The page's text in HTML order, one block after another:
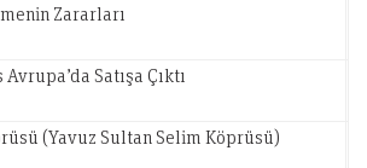
Zararları
Satışa Çıktı
(Yavuz Sultan Selim Köprüsü)